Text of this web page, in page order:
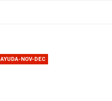
AYUDA-NOV-DEC